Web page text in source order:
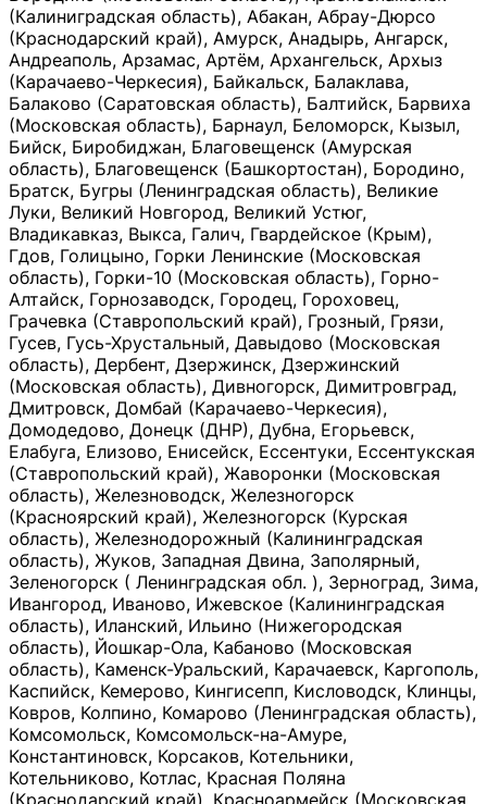
(Калиниградская область), Абакан, Абрау-Дюрсо
(Краснодарский край), Амурск, Анадырь, Ангарск,
Андреаполь, Арзамас, Артём, Архангельск, Архыз
(Карачаево-Черкесия), Байкальск, Балаклава,
Балаково (Саратовская область), Балтийск, Барвиха
(Московская область), Барнаул, Беломорск, Кызыл,
Бийск, Биробиджан, Благовещенск (Амурская
область), Благовещенск (Башкортостан), Бородино,
Братск, Бугры (Ленинградская область), Великие
Луки, Великий Новгород, Великий Устюг,
Владикавказ, Выкса, Галич, Гвардейское (Крым),
Гдов, Голицыно, Горки Ленинские (Московская
область), Горки-10 (Московская область), Горно-
Алтайск, Горнозаводск, Городец, Гороховец,
Грачевка (Ставропольский край), Грозный, Грязи,
Гусев, Гусь-Хрустальный, Давыдово (Московская
область), Дербент, Дзержинск, Дзержинский
(Московская область), Дивногорск, Димитровград,
Дмитровск, Домбай (Карачаево-Черкесия),
Домодедово, Донецк (ДНР), Дубна, Егорьевск,
Елабуга, Елизово, Енисейск, Ессентуки, Ессентукская
(Ставропольский край), Жаворонки (Московская
область), Железноводск, Железногорск
(Красноярский край), Железногорск (Курская
область), Железнодорожный (Калининградская
область), Жуков, Западная Двина, Заполярный,
Зеленогорск ( Ленинградская обл. ), Зерноград, Зима,
Ивангород, Иваново, Ижевское (Калининградская
область), Иланский, Ильино (Нижегородская
область), Йошкар-Ола, Кабаново (Московская
область), Каменск-Уральский, Карачаевск, Каргополь,
Каспийск, Кемерово, Кингисепп, Кисловодск, Клинцы,
Ковров, Колпино, Комарово (Ленинградская область),
Комсомольск, Комсомольск-на-Амуре,
Константиновск, Корсаков, Котельники,
Котельниково, Котлас, Красная Поляна
(Краснодарский край), Красноармейск (Московская